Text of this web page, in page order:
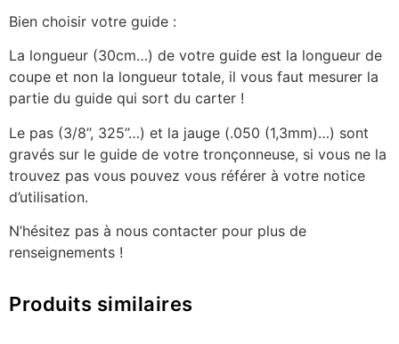
Bien choisir votre guide :
La longueur (30cm…) de votre guide est la longueur de
coupe et non la longueur totale, il vous faut mesurer la
partie du guide qui sort du carter !
Le pas (3/8’’, 325’’…) et la jauge (.050 (1,3mm)…) sont
gravés sur le guide de votre tronçonneuse, si vous ne la
trouvez pas vous pouvez vous référer à votre notice
d’utilisation.
N’hésitez pas à nous contacter pour plus de
renseignements !
Produits similaires